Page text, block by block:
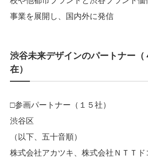
事業を展開し、国内外に発信
渋谷未来デザインのパートナー（
在）
□参画パートナー（１５社）
渋谷区
（以下、五十音順）
株式会社アカツキ、株式会社ＮＴＴ